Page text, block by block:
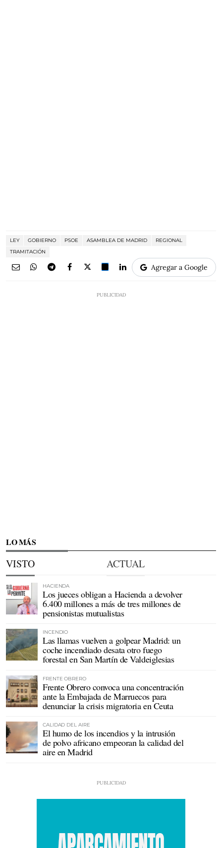
LEY GOBIERNO PSOE ASAMBLEA DE MADRID
REGIONAL
TRAMITACIÓN
Agregar a Google
LO MÁS
VISTO ACTUAL
HACIENDA
Los jueces obligan a Hacienda a devolver
6.400 millones a más de tres millones de
pensionistas mutualistas
INCENDIO
Las llamas vuelven a golpear Madrid: un
coche incendiado desata otro fuego
forestal en San Martín de Valdeiglesias
FRENTE OBRERO
Frente Obrero convoca una concentración
ante la Embajada de Marruecos para
denunciar la crisis migratoria en Ceuta
CALIDAD DEL AIRE
El humo de los incendios y la intrusión
de polvo africano empeoran la calidad del
aire en Madrid